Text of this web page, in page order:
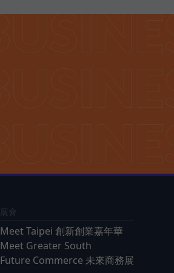
展會
Meet Taipei 創新創業嘉年華
Meet Greater South
Future Commerce 未來商務展